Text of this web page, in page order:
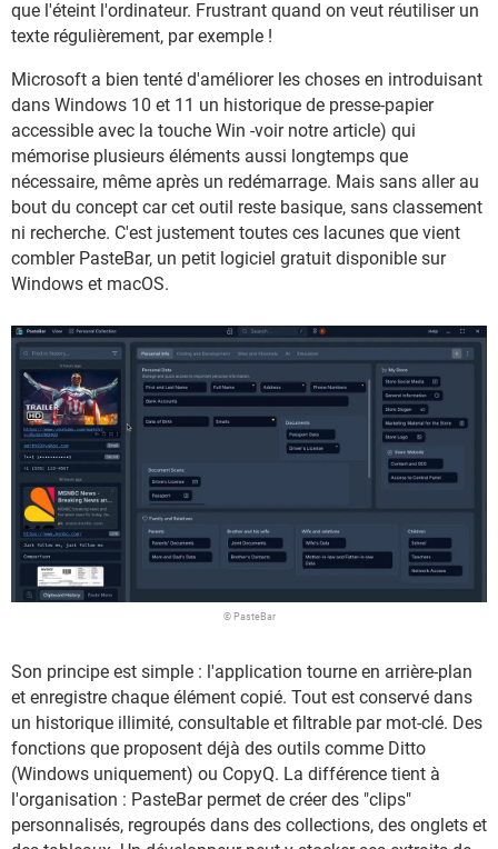
que l'éteint l'ordinateur. Frustrant quand on veut réutiliser un
texte régulièrement, par exemple !
Microsoft a bien tenté d'améliorer les choses en introduisant
dans Windows 10 et 11 un historique de presse-papier
accessible avec la touche Win -voir notre article) qui
mémorise plusieurs éléments aussi longtemps que
nécessaire, même après un redémarrage. Mais sans aller au
bout du concept car cet outil reste basique, sans classement
ni recherche. C'est justement toutes ces lacunes que vient
combler PasteBar, un petit logiciel gratuit disponible sur
Windows et macOS.
© PasteBar
Son principe est simple : l'application tourne en arrière-plan
et enregistre chaque élément copié. Tout est conservé dans
un historique illimité, consultable et filtrable par mot-clé. Des
fonctions que proposent déjà des outils comme Ditto
(Windows uniquement) ou CopyQ. La différence tient à
l'organisation : PasteBar permet de créer des "clips"
personnalisés, regroupés dans des collections, des onglets et